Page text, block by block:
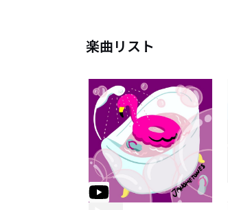
楽曲リスト